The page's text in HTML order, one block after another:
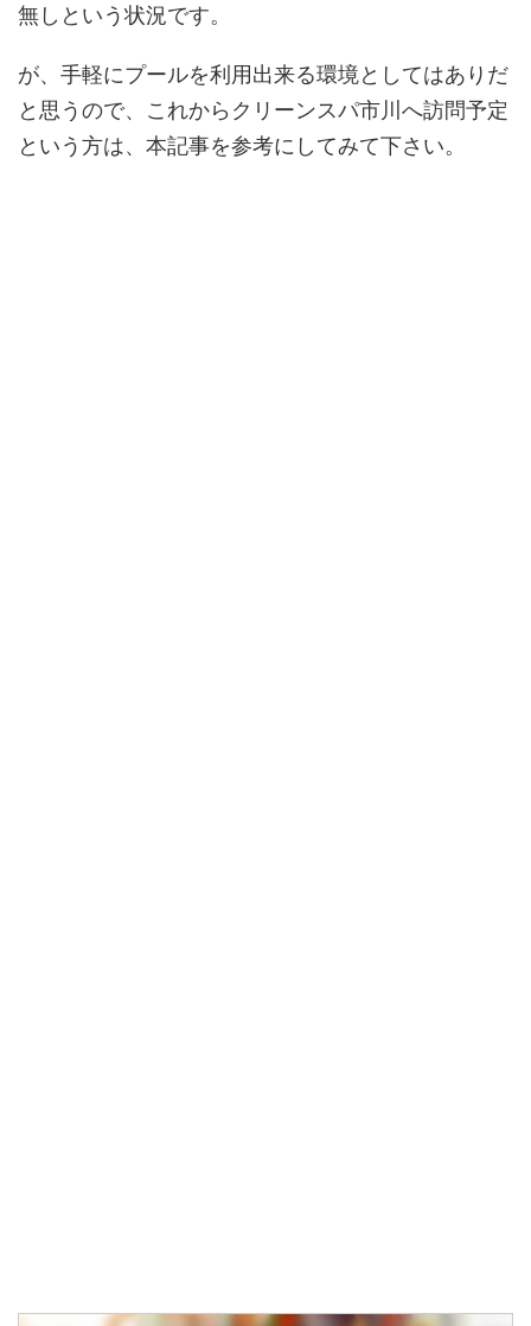
無しという状況です。
が、手軽にプールを利用出来る環境としてはありだ
と思うので、これからクリーンスパ市川へ訪問予定
という方は、本記事を参考にしてみて下さい。